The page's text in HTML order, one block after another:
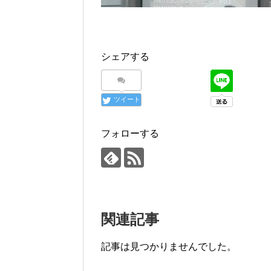
シェアする
ツイート
フォローする
関連記事
記事は見つかりませんでした。